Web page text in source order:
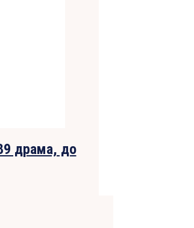
драма, до